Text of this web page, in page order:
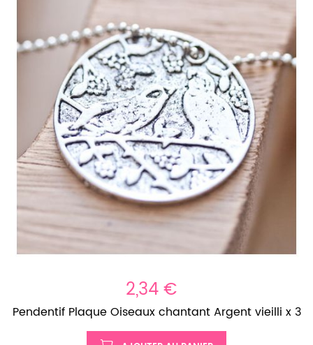
2,34 €
Pendentif Plaque Oiseaux chantant Argent vieilli x 3